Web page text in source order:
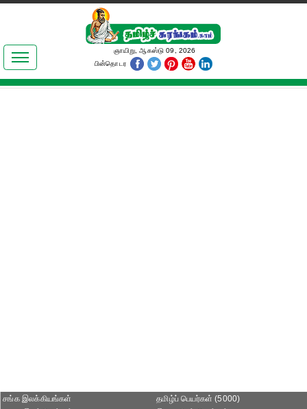
இலக்கியங்கள்
தமிழ் உலகம்
ஞாயிறு, ஆகஸ்டு 09, 2026
பின்தொடர
சங்க இலக்கியங்கள்
தமிழ்ப் பெயர்கள் (5000)